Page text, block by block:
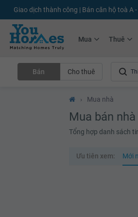
Giao dịch thành công | Bán căn hộ toà A
Mua Thuê
Bán Cho thuê
› Mua nhà
Mua bán
Tổng hợp danh sách
Ưu tiên xem: Mới